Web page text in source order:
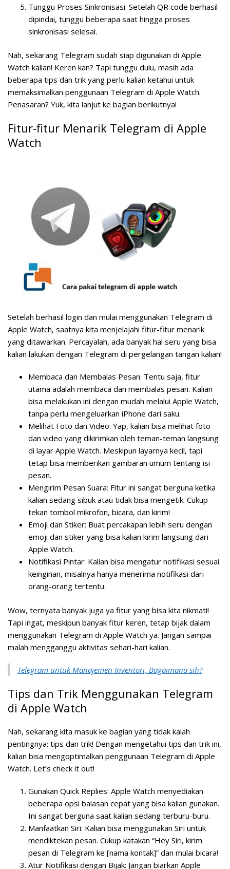
Tunggu Proses Sinkronisasi: Setelah QR code berhasil
dipindai, tunggu beberapa saat hingga proses
sinkronisasi selesai.
Nah, sekarang Telegram sudah siap digunakan di Apple
Watch kalian! Keren kan? Tapi tunggu dulu, masih ada
beberapa tips dan trik yang perlu kalian ketahui untuk
memaksimalkan penggunaan Telegram di Apple Watch.
Penasaran? Yuk, kita lanjut ke bagian berikutnya!
Fitur-fitur Menarik Telegram di Apple
Watch
Setelah berhasil login dan mulai menggunakan Telegram di
Apple Watch, saatnya kita menjelajahi fitur-fitur menarik
yang ditawarkan. Percayalah, ada banyak hal seru yang bisa
kalian lakukan dengan Telegram di pergelangan tangan kalian!
Membaca dan Membalas Pesan: Tentu saja, fitur
utama adalah membaca dan membalas pesan. Kalian
bisa melakukan ini dengan mudah melalui Apple Watch,
tanpa perlu mengeluarkan iPhone dari saku.
Melihat Foto dan Video: Yap, kalian bisa melihat foto
dan video yang dikirimkan oleh teman-teman langsung
di layar Apple Watch. Meskipun layarnya kecil, tapi
tetap bisa memberikan gambaran umum tentang isi
pesan.
Mengirim Pesan Suara: Fitur ini sangat berguna ketika
kalian sedang sibuk atau tidak bisa mengetik. Cukup
tekan tombol mikrofon, bicara, dan kirim!
Emoji dan Stiker: Buat percakapan lebih seru dengan
emoji dan stiker yang bisa kalian kirim langsung dari
Apple Watch.
Notifikasi Pintar: Kalian bisa mengatur notifikasi sesuai
keinginan, misalnya hanya menerima notifikasi dari
orang-orang tertentu.
Wow, ternyata banyak juga ya fitur yang bisa kita nikmati!
Tapi ingat, meskipun banyak fitur keren, tetap bijak dalam
menggunakan Telegram di Apple Watch ya. Jangan sampai
malah mengganggu aktivitas sehari-hari kalian.
Telegram untuk Manajemen Inventori, Bagaimana sih?
Tips dan Trik Menggunakan Telegram
di Apple Watch
Nah, sekarang kita masuk ke bagian yang tidak kalah
pentingnya: tips dan trik! Dengan mengetahui tips dan trik ini,
kalian bisa mengoptimalkan penggunaan Telegram di Apple
Watch. Let’s check it out!
Gunakan Quick Replies: Apple Watch menyediakan
beberapa opsi balasan cepat yang bisa kalian gunakan.
Ini sangat berguna saat kalian sedang terburu-buru.
Manfaatkan Siri: Kalian bisa menggunakan Siri untuk
mendiktekan pesan. Cukup katakan “Hey Siri, kirim
pesan di Telegram ke [nama kontak]” dan mulai bicara!
Atur Notifikasi dengan Bijak: Jangan biarkan Apple